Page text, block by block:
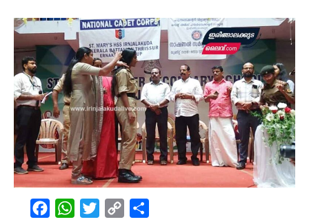
FacebookWhatsAppTwitterCopy